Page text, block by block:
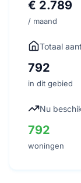
€ 2.789
/ maand
Totaal
792
in dit gebied
Nu
792
woningen